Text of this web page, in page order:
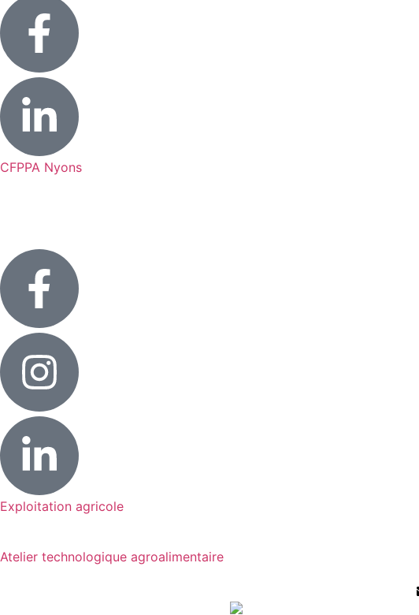
CFPPA Nyons
Exploitation agricole
Atelier technologique agroalimentaire